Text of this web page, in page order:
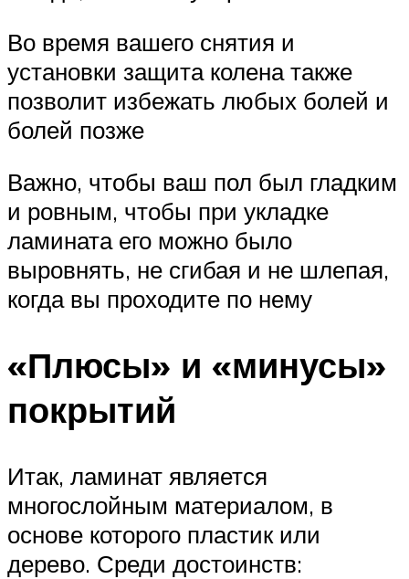
Во время вашего снятия и
установки защита колена также
позволит избежать любых болей и
болей позже
Важно, чтобы ваш пол был гладким
и ровным, чтобы при укладке
ламината его можно было
выровнять, не сгибая и не шлепая,
когда вы проходите по нему
«Плюсы» и «минусы»
покрытий
Итак, ламинат является
многослойным материалом, в
основе которого пластик или
дерево. Среди достоинств: